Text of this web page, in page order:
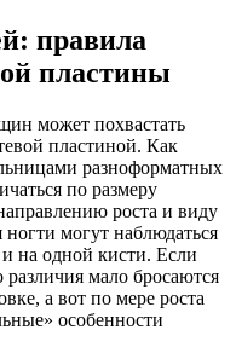
правила
пластины
может похвастать
пластиной. Как
разноформатных
по размеру
роста и виду
могут наблюдаться
на одной кисти. Если
мало бросаются
а вот по мере роста
особенности